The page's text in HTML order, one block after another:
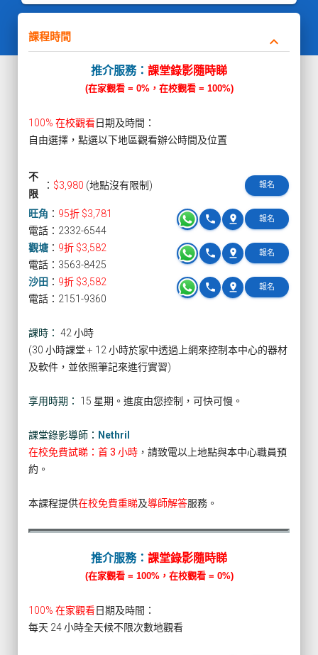
課程時間 keyboard_arrow_down
推介服務： 課堂錄影隨時睇
(在家觀看 = 0%，在校觀看 = 100%)
100% 在校觀看日期及時間：
自由選擇，點選以下地區觀看辦公時間及位置
不
限
： $3,980 (地點沒有限制) 報名
旺角 ： 95折 $3,781 報名
pin_drop
phone
電話：2332-6544
觀塘 ： 9折 $3,582 報名
pin_drop
phone
電話：3563-8425
沙田 ： 9折 $3,582 報名
pin_drop
phone
電話：2151-9360
課時： 42 小時
(30 小時課堂 + 12 小時於家中透過上網來控制本中心的器材
及軟件，並依照筆記來進行實習)
享用時期： 15 星期。進度由您控制，可快可慢。
課堂錄影導師： Nethril
在校免費試睇：首 3 小時 ，請致電以上地點與本中心職員預
約。
本課程提供在校免費重睇及導師解答服務。
推介服務： 課堂錄影隨時睇
(在家觀看 = 100%，在校觀看 = 0%)
100% 在家觀看日期及時間：
每天 24 小時全天候不限次數地觀看